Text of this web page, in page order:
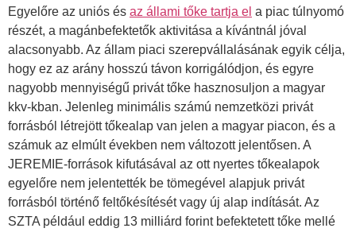
Egyelőre az uniós és az állami tőke tartja el a piac túlnyomó
részét, a magánbefektetők aktivitása a kívántnál jóval
alacsonyabb. Az állam piaci szerepvállalásának egyik célja,
hogy ez az arány hosszú távon korrigálódjon, és egyre
nagyobb mennyiségű privát tőke hasznosuljon a magyar
kkv-kban. Jelenleg minimális számú nemzetközi privát
forrásból létrejött tőkealap van jelen a magyar piacon, és a
számuk az elmúlt években nem változott jelentősen. A
JEREMIE-források kifutásával az ott nyertes tőkealapok
egyelőre nem jelentették be tömegével alapjuk privát
forrásból történő feltőkésítését vagy új alap indítását. Az
SZTA például eddig 13 milliárd forint befektetett tőke mellé